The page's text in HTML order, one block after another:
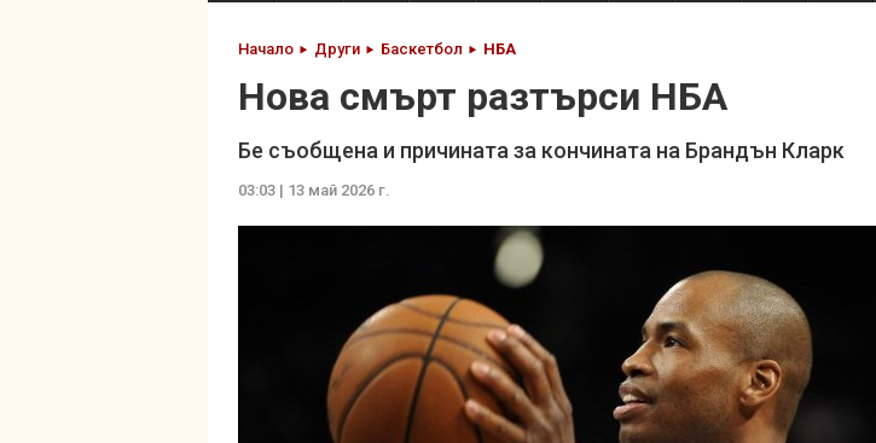
Начало Други Баскетбол НБА
Нова смърт разтърси НБА
Бе съобщена и причината за кончината на Брандън Кларк
03:03 | 13 май 2026 г.